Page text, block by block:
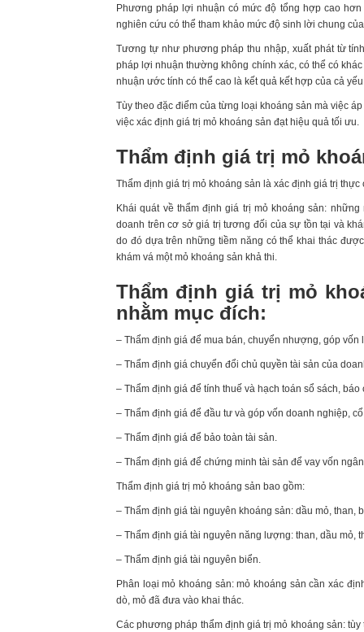
Phương pháp lợi nhuận có mức độ tổng hợp cao
nghiên cứu có thể tham khảo mức độ sinh lời chung
Tương tự như phương pháp thu nhập, xuất phát từ
pháp lợi nhuận thường không chính xác, có thể có
nhuận ước tính có thể cao là kết quả kết hợp của cả
Tùy theo đặc điểm của từng loại khoáng sản mà việc
việc xác định giá trị mỏ khoáng sản đạt hiệu quả tối ưu.
Thẩm định giá trị mỏ
Thẩm định giá trị mỏ khoáng sản là xác định giá trị
Khái quát về thẩm định giá trị mỏ khoáng sản:
doanh trên cơ sở giá trị tương đối của sự tồn tại và
do đó dựa trên những tiềm năng có thể khai thác
khám vá một mỏ khoáng sản khả thi.
Thẩm định giá trị mỏ
nhằm mục đích:
– Thẩm định giá để mua bán, chuyển nhượng, góp vốn
– Thẩm định giá chuyển đổi chủ quyền tài sản của
– Thẩm định giá để tính thuế và hạch toán sổ sách, báo
– Thẩm định giá để đầu tư và góp vốn doanh nghiệp,
– Thẩm định giá để bảo toàn tài sản.
– Thẩm định giá để chứng minh tài sản để vay vốn
Thẩm định giá trị mỏ khoáng sản bao gồm:
– Thẩm định giá tài nguyên khoáng sản: dầu mỏ, than,
– Thẩm định giá tài nguyên năng lượng: than, dầu
– Thẩm định giá tài nguyên biển.
Phân loại mỏ khoáng sản: mỏ khoáng sản cần xác
dò, mỏ đã đưa vào khai thác.
Các phương pháp thẩm định giá trị mỏ khoáng sản: